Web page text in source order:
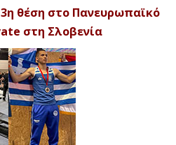
θέση στο Πανευρωπαϊκό
στη Σλοβενία